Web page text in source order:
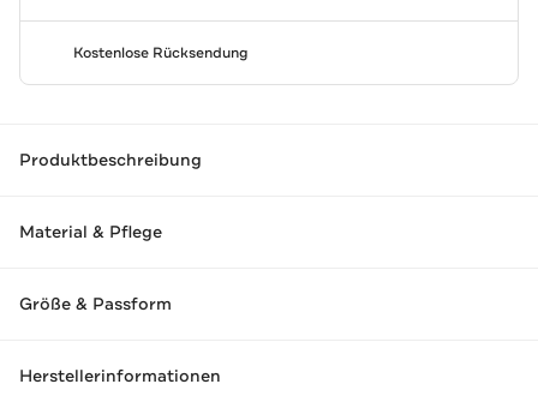
Kostenlose Rücksendung
Produktbeschreibung
Material & Pflege
Größe & Passform
Herstellerinformationen